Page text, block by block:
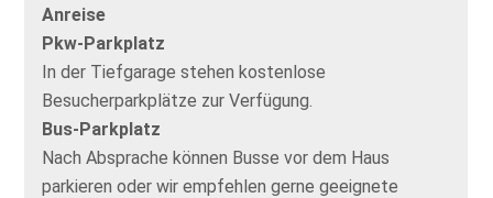
Anreise
Pkw-Parkplatz
In der Tiefgarage stehen kostenlose
Besucherparkplätze zur Verfügung.
Bus-Parkplatz
Nach Absprache können Busse vor dem Haus
parkieren oder wir empfehlen gerne geeignete